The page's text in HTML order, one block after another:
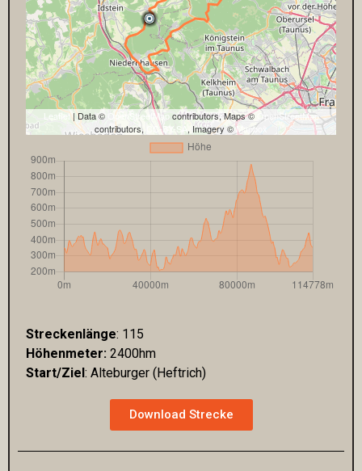
Leaflet| Data © OpenStreetMap contributors, Maps ©OpenStreetMap
contributors, CC-BY-SA, Imagery ©Mapbox
Streckenlänge: 115
Höhenmeter: 2400hm
Start/Ziel: Alteburger (Heftrich)
Download Strecke